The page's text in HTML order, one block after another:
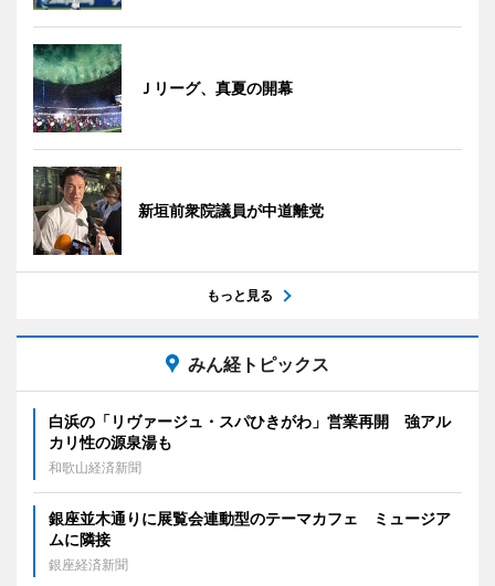
Ｊリーグ、真夏の開幕
新垣前衆院議員が中道離党
もっと見る
みん経トピックス
白浜の「リヴァージュ・スパひきがわ」営業再開 強アル
カリ性の源泉湯も
和歌山経済新聞
銀座並木通りに展覧会連動型のテーマカフェ ミュージア
ムに隣接
銀座経済新聞